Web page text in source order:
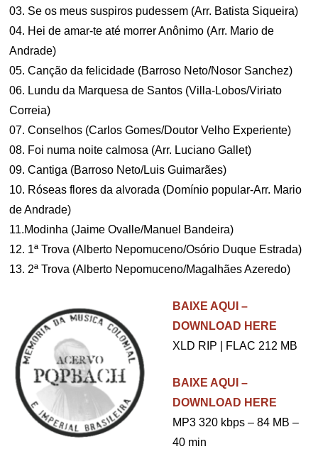
03. Se os meus suspiros pudessem (Arr. Batista Siqueira)
04. Hei de amar-te até morrer Anônimo (Arr. Mario de
Andrade)
05. Canção da felicidade (Barroso Neto/Nosor Sanchez)
06. Lundu da Marquesa de Santos (Villa-Lobos/Viriato
Correia)
07. Conselhos (Carlos Gomes/Doutor Velho Experiente)
08. Foi numa noite calmosa (Arr. Luciano Gallet)
09. Cantiga (Barroso Neto/Luis Guimarães)
10. Róseas flores da alvorada (Domínio popular-Arr. Mario
de Andrade)
11.Modinha (Jaime Ovalle/Manuel Bandeira)
12. 1ª Trova (Alberto Nepomuceno/Osório Duque Estrada)
13. 2ª Trova (Alberto Nepomuceno/Magalhães Azeredo)
BAIXE AQUI –
DOWNLOAD HERE
XLD RIP | FLAC 212 MB
BAIXE AQUI –
DOWNLOAD HERE
MP3 320 kbps – 84 MB –
40 min